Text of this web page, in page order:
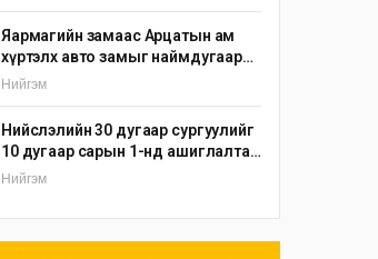
Яармагийн замаас Арцатын ам
хүртэлх авто замыг наймдугаар
сарын 25-ныг хүртэл түр хаана
Нийгэм
Нийслэлийн 30 дугаар сургуулийг
10 дугаар сарын 1-нд ашиглалтад
оруулна
Нийгэм